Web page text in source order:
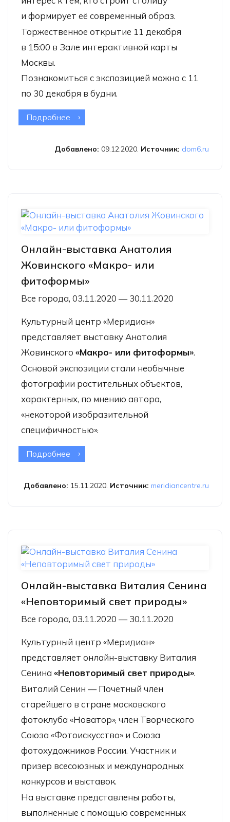
и формирует её современный образ.
Торжественное открытие 11 декабря
в 15:00 в Зале интерактивной карты
Москвы.
Познакомиться с экспозицией можно с 11
по 30 декабря в будни.
Подробнее о XIX выставка «Мир глазами зодчих
Добавлено: 09.12.2020. Источник: dom6.ru
Онлайн-выставка Анатолия
Жовинского «Макро- или
фитоформы»
Все города, 03.11.2020 — 30.11.2020
Культурный центр «Меридиан»
представляет выставку Анатолия
Жовинского «Макро- или фитоформы».
Основой экспозиции стали необычные
фотографии растительных объектов,
характерных, по мнению автора,
«некоторой изобразительной
специфичностью».
Подробнее о Онлайн-выставка Анатолия
фитоформы»
Добавлено: 15.11.2020. Источник: meridiancentre.ru
Онлайн-выставка Виталия Сенина
«Неповторимый свет природы»
Все города, 03.11.2020 — 30.11.2020
Культурный центр «Меридиан»
представляет онлайн-выставку Виталия
Сенина «Неповторимый свет природы».
Виталий Сенин — Почетный член
старейшего в стране московского
фотоклуба «Новатор», член Творческого
Союза «Фотоискусство» и Союза
фотохудожников России. Участник и
призер всесоюзных и международных
конкурсов и выставок.
На выставке представлены работы,
выполненные с помощью современных